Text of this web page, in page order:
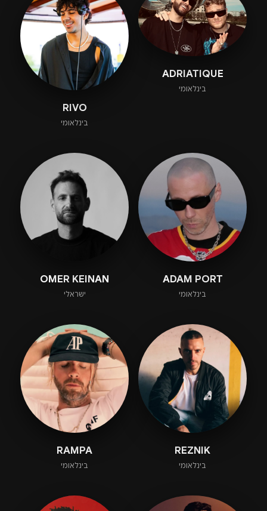
ADRIATIQUE
בינלאומי
RIVO
בינלאומי
ADAM PORT
בינלאומי
OMER KEINAN
ישראלי
REZNIK
בינלאומי
RAMPA
בינלאומי